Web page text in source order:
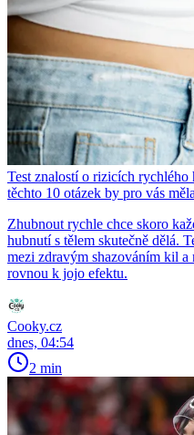
Test znalostí o rizicích
těchto 10 otázek by pro vás
Zhubnout rychle chce skoro
hubnutí s tělem skutečně dělá.
mezi zdravým shazováním kil
rovnou k jojo efektu.
Cooky.cz
dnes, 04:54
2 min